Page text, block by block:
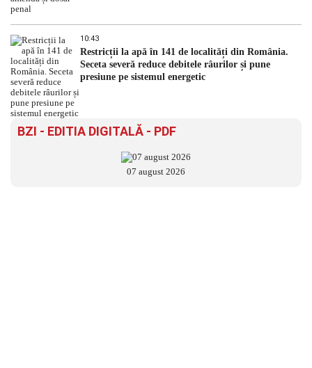
10:43
Restricții la apă în 141 de localități din România.
Seceta severă reduce debitele râurilor și pune
presiune pe sistemul energetic
BZI - EDITIA DIGITALĂ - PDF
07 august 2026